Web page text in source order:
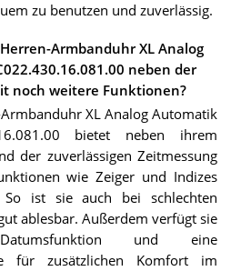
zu benutzen und zuverlässig.
Armbanduhr XL Analog
neben der
noch weitere Funktionen?
XL Analog Automatik
bietet neben ihrem
der zuverlässigen Zeitmessung
wie Zeiger und Indizes
So ist sie auch bei schlechten
ablesbar. Außerdem verfügt sie
und eine
für zusätzlichen Komfort im